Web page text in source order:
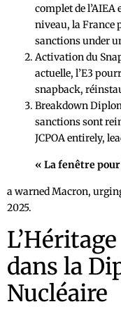
complet de
niveau, la France
sanctions under
Activation du
actuelle, l’E3
snapback,
Breakdown
sanctions sont
JCPOA entirely,
« La fenêtre
a warned Macron,
2025.
dans la
Nucléaire